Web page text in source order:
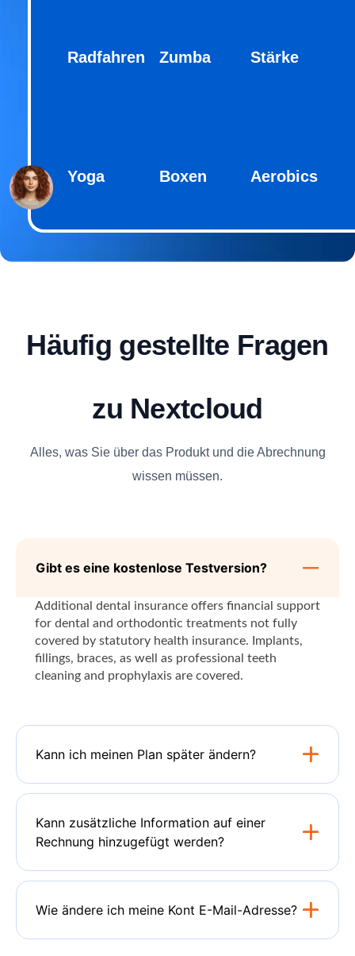
Radfahren Zumba Stärke
Yoga Boxen Aerobics
Häufig gestellte Fragen
zu Nextcloud
Alles, was Sie über das Produkt und die Abrechnung
wissen müssen.
Gibt es eine kostenlose Testversion?
Additional dental insurance offers financial support
for dental and orthodontic treatments not fully
covered by statutory health insurance. Implants,
fillings, braces, as well as professional teeth
cleaning and prophylaxis are covered.
Kann ich meinen Plan später ändern?
Kann zusätzliche Information auf einer
Rechnung hinzugefügt werden?
Wie ändere ich meine Kont E-Mail-Adresse?